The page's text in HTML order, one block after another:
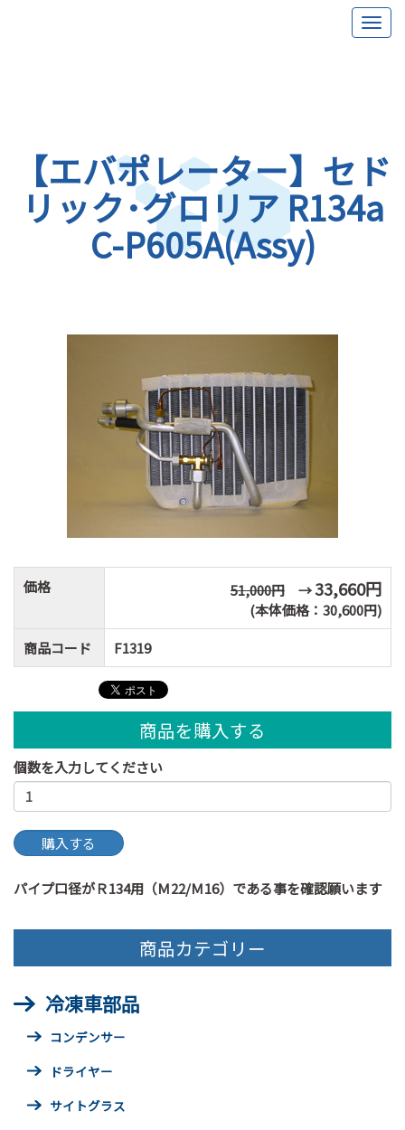
【エバポレーター】セド
リック･グロリア R134a
C-P605A(Assy)
価格 51,000円 →33,660円
(本体価格：30,600円)
商品コード
F1319
商品を購入する
個数を入力してください
パイプ口径がＲ134用（Ｍ22/Ｍ16）である事を確認願います
商品カテゴリー
冷凍車部品
コンデンサー
ドライヤー
サイトグラス